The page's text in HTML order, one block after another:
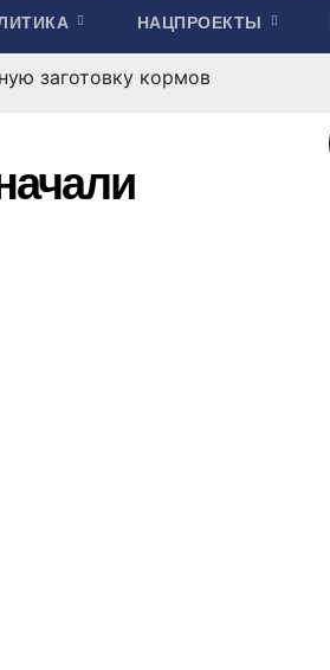
НАЦПРОЕКТЫ
заготовку кормов